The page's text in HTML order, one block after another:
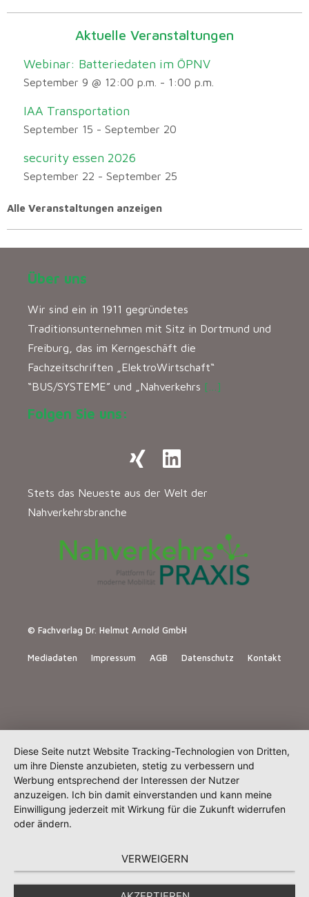
Aktuelle Veranstaltungen
Webinar: Batteriedaten im ÖPNV
September 9 @ 12:00 p.m. - 1:00 p.m.
IAA Transportation
September 15 - September 20
security essen 2026
September 22 - September 25
Alle Veranstaltungen anzeigen
Über uns
Wir sind ein in 1911 gegründetes
Traditionsunternehmen mit Sitz in Dortmund und
Freiburg, das im Kerngeschäft die
Fachzeitschriften „ElektroWirtschaft“
“BUS/SYSTEME” und „Nahverkehrs […]
Folgen Sie uns:
Stets das Neueste aus der Welt der
Nahverkehrsbranche
© Fachverlag Dr. Helmut Arnold GmbH
Mediadaten Impressum AGB Datenschutz Kontakt
Diese Seite nutzt Website Tracking-Technologien von Dritten,
um ihre Dienste anzubieten, stetig zu verbessern und
Werbung entsprechend der Interessen der Nutzer
anzuzeigen. Ich bin damit einverstanden und kann meine
Einwilligung jederzeit mit Wirkung für die Zukunft widerrufen
oder ändern.
VERWEIGERN